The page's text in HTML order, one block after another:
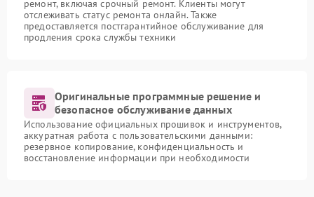
ремонт, включая срочный ремонт. Клиенты могут
отслеживать статус ремонта онлайн. Также
предоставляется постгарантийное обслуживание для
продления срока службы техники
Оригинальные программные решение и
безопасное обслуживание данных
Использование официальных прошивок и инструментов,
аккуратная работа с пользовательскими данными:
резервное копирование, конфиденциальность и
восстановление информации при необходимости